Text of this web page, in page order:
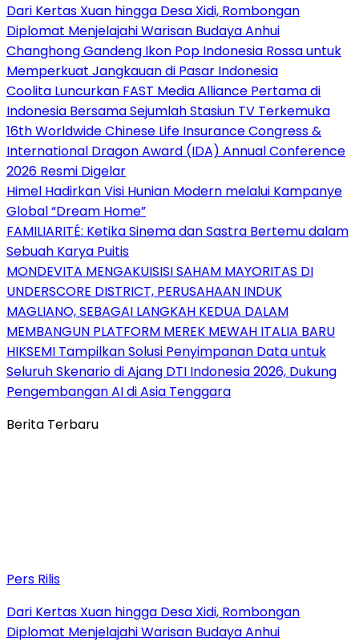
Dari Kertas Xuan hingga Desa Xidi, Rombongan
Diplomat Menjelajahi Warisan Budaya Anhui
Changhong Gandeng Ikon Pop Indonesia Rossa untuk
Memperkuat Jangkauan di Pasar Indonesia
Coolita Luncurkan FAST Media Alliance Pertama di
Indonesia Bersama Sejumlah Stasiun TV Terkemuka
16th Worldwide Chinese Life Insurance Congress &
International Dragon Award (IDA) Annual Conference
2026 Resmi Digelar
Himel Hadirkan Visi Hunian Modern melalui Kampanye
Global “Dream Home”
FAMILIARITÉ: Ketika Sinema dan Sastra Bertemu dalam
Sebuah Karya Puitis
MONDEVITA MENGAKUISISI SAHAM MAYORITAS DI
UNDERSCORE DISTRICT, PERUSAHAAN INDUK
MAGLIANO, SEBAGAI LANGKAH KEDUA DALAM
MEMBANGUN PLATFORM MEREK MEWAH ITALIA BARU
HIKSEMI Tampilkan Solusi Penyimpanan Data untuk
Seluruh Skenario di Ajang DTI Indonesia 2026, Dukung
Pengembangan AI di Asia Tenggara
Berita Terbaru
Pers Rilis
Dari Kertas Xuan hingga Desa Xidi, Rombongan
Diplomat Menjelajahi Warisan Budaya Anhui